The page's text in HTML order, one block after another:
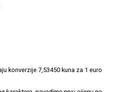
konverzije 7,53450 kuna za 1 euro